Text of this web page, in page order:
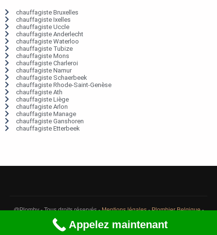
chauffagiste Bruxelles
chauffagiste Ixelles
chauffagiste Uccle
chauffagiste Anderlecht
chauffagiste Waterloo
chauffagiste Tubize
chauffagiste Mons
chauffagiste Charleroi
chauffagiste Namur
chauffagiste Schaerbeek
chauffagiste Rhode-Saint-Genèse
chauffagiste Ath
chauffagiste Liège
chauffagiste Arlon
chauffagiste Manage
chauffagiste Ganshoren
chauffagiste Etterbeek
@Plomby - Tous droits réservés -Mentions légales-Plombier Belgique-
Débouchage Belgique
Appelez maintenant